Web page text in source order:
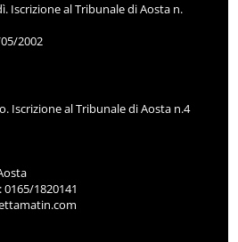
Iscrizione al Tribunale di Aosta n.
2002
Iscrizione al Tribunale di Aosta n.4
0165/1820141